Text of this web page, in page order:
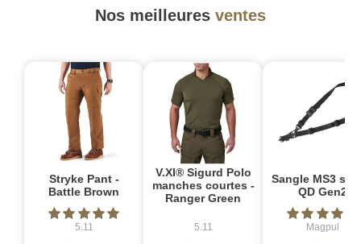
Nos meilleures ventes
Stryke Pant -
Battle Brown
5.11
V.XI® Sigurd Polo
manches courtes -
Ranger Green
5.11
Sangle MS3
QD Gen2
Magpul